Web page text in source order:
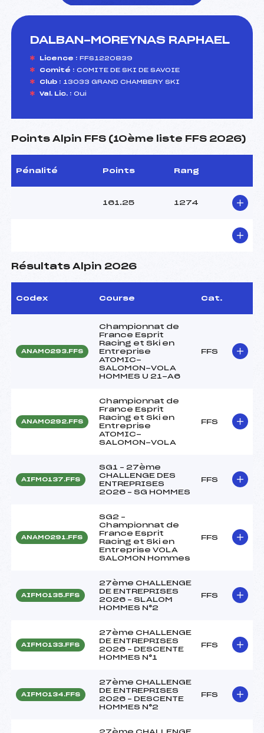
DALBAN-MOREYNAS RAPHAEL
Licence : FFS1220839
Comité : COMITE DE SKI DE SAVOIE
Club : 13033 GRAND CHAMBERY SKI
Val. Lic. : Oui
Points Alpin FFS (10ème liste FFS 2026)
Pénalité Points Rang
161.25 1274
Résultats Alpin 2026
Codex Course Cat.
ANAM0293.FFS
Championnat de
France Esprit
Racing et Ski en
Entreprise
ATOMIC-
SALOMON-VOLA
HOMMES U 21-A6
FFS
ANAM0292.FFS
Championnat de
France Esprit
Racing et Ski en
Entreprise
ATOMIC-
SALOMON-VOLA
FFS
AIFM0137.FFS
SG1 – 27ème
CHALLENGE DES
ENTREPRISES
2026 – SG HOMMES
FFS
ANAM0291.FFS
SG2 –
Championnat de
France Esprit
Racing et Ski en
Entreprise VOLA
SALOMON Hommes
FFS
AIFM0135.FFS
27ème CHALLENGE
DE ENTREPRISES
2026 – SLALOM
HOMMES N°2
FFS
AIFM0133.FFS
27ème CHALLENGE
DE ENTREPRISES
2026 – DESCENTE
HOMMES N°1
FFS
AIFM0134.FFS
27ème CHALLENGE
DE ENTREPRISES
2026 – DESCENTE
HOMMES N°2
FFS
27ème CHALLENGE